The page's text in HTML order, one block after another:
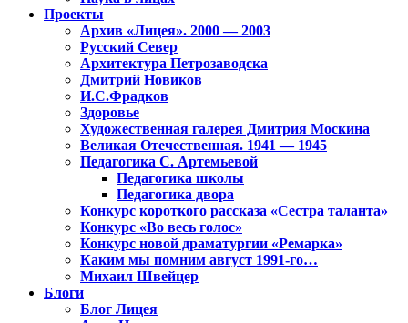
Проекты
Архив «Лицея». 2000 — 2003
Русский Север
Архитектура Петрозаводска
Дмитрий Новиков
И.С.Фрадков
Здоровье
Художественная галерея Дмитрия Москина
Великая Отечественная. 1941 — 1945
Педагогика С. Артемьевой
Педагогика школы
Педагогика двора
Конкурс короткого рассказа «Сестра таланта»
Конкурс «Во весь голос»
Конкурс новой драматургии «Ремарка»
Каким мы помним август 1991-го…
Михаил Швейцер
Блоги
Блог Лицея